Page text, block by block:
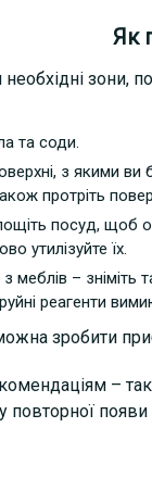
Як
зони,
та соди.
з якими ви
протріть
посуд, щоб
утилізуйте їх.
з меблів –
реагенти
зробити
–
повторної появи